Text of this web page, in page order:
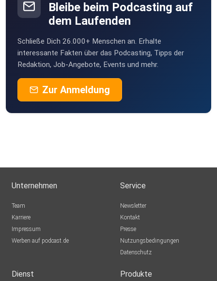
Bleibe beim Podcasting auf
dem Laufenden
Schließe Dich 26.000+ Menschen an. Erhalte
interessante Fakten über das Podcasting, Tipps der
Redaktion, Job-Angebote, Events und mehr.
Zur Anmeldung
Unternehmen
Team
Karriere
Impressum
Werben auf podcast.de
Service
Newsletter
Kontakt
Presse
Nutzungsbedingungen
Datenschutz
Dienst Produkte